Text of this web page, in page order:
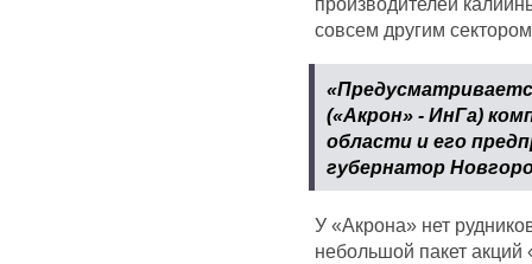
совсем другим
(«Акрон» - ИнГа)
области и его
губернатор
У «Акрона» нет
небольшой пакет